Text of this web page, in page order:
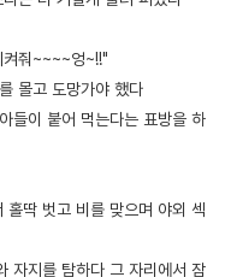
줘~~~~엉~!!"
몰고 도망가야 했다
들이 붙어 먹는다는 표방을 하
홀딱 벗고 비를 맞으며 야외 섹
자지를 탐하다 그 자리에서 잠